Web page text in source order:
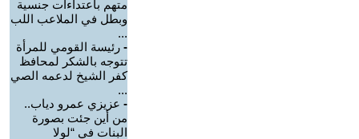
متهم باعتداءات جنسية
وبطل في الملاعب اللب
...
- رئيسة القومي للمرأة
تتوجه بالشكر لمحافظ
كفر الشيخ لدعمه الصي
...
- عزيزي عمرو دياب..
من أين جئت بصورة
البنات في “لولا